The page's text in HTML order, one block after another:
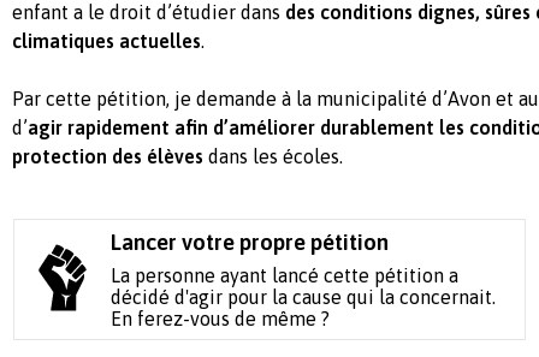
enfant a le droit d’étudier dans des conditions dignes,
climatiques actuelles.
Par cette pétition, je demande à la municipalité d’Avon et
d’agir rapidement afin d’améliorer durablement les
protection des élèves dans les écoles.
Lancer votre propre pétition
La personne ayant lancé cette pétition a
décidé d'agir pour la cause qui la concernait.
En ferez-vous de même ?